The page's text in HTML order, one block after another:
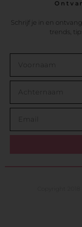
Schrijf je in en
trends,